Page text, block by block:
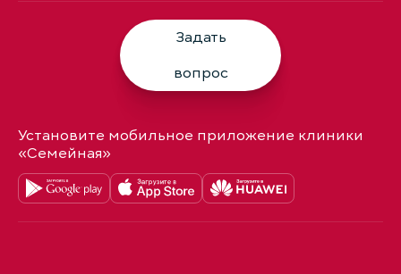
Задать
вопрос
Установите мобильное приложение клиники
«Семейная»